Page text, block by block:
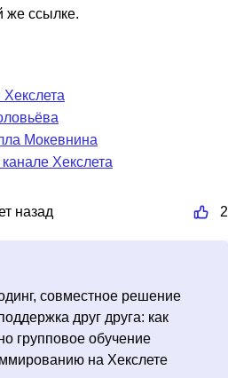
же ссылке.
Мокевнина
Хекслета
назад 2
совместное решение
друг друга: как
групповое обучение
на Хекслете